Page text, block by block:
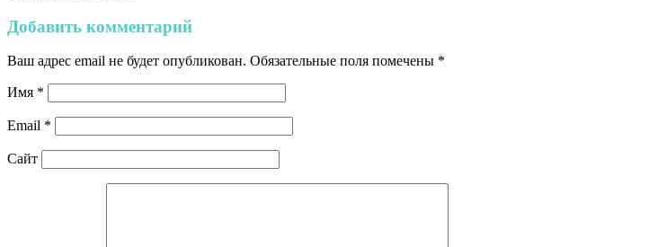
Добавить комментарий
Ваш адрес email не будет опубликован. Обязательные поля помечены *
Имя *
Email *
Сайт